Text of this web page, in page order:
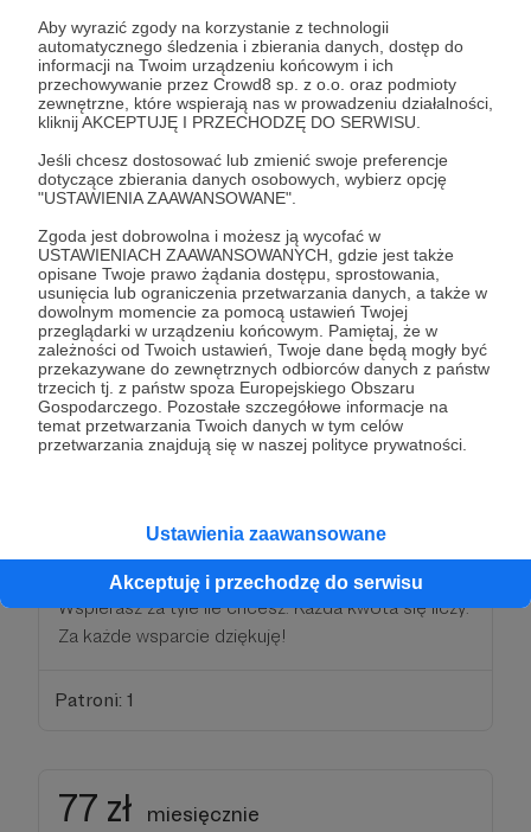
Aby wyrazić zgody na korzystanie z technologii
automatycznego śledzenia i zbierania danych, dostęp do
informacji na Twoim urządzeniu końcowym i ich
przechowywanie przez Crowd8 sp. z o.o. oraz podmioty
zewnętrzne, które wspierają nas w prowadzeniu działalności,
kliknij AKCEPTUJĘ I PRZECHODZĘ DO SERWISU.
Jeśli chcesz dostosować lub zmienić swoje preferencje
dotyczące zbierania danych osobowych, wybierz opcję
"USTAWIENIA ZAAWANSOWANE".
Zgoda jest dobrowolna i możesz ją wycofać w
USTAWIENIACH ZAAWANSOWANYCH, gdzie jest także
opisane Twoje prawo żądania dostępu, sprostowania,
usunięcia lub ograniczenia przetwarzania danych, a także w
dowolnym momencie za pomocą ustawień Twojej
przeglądarki w urządzeniu końcowym. Pamiętaj, że w
zależności od Twoich ustawień, Twoje dane będą mogły być
przekazywane do zewnętrznych odbiorców danych z państw
trzecich tj. z państw spoza Europejskiego Obszaru
Gospodarczego. Pozostałe szczegółowe informacje na
temat przetwarzania Twoich danych w tym celów
przetwarzania znajdują się w naszej polityce prywatności.
Ustawienia zaawansowane
Akceptuję i przechodzę do serwisu
50 zł miesięcznie
Witam Cię Serdecznie!
Kuszenie gadżetami zostawiam innym
użytkownikom tego serwisu.
Jeżeli chcesz:
- wesprzeć tworzenie i rozwój kanału na YouTube
- pomóc w zbieraniu funduszy na sprzęt do
eksperymentów
- uzyskać odpowiedzi na nurtujące Cię pytania
(100% komentarzy)
Wspierasz za tyle ile chcesz. Każda kwota się liczy.
Za każde wsparcie dziękuję!
Patroni: 1
77 zł miesięcznie